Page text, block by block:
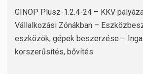
GINOP Plusz-1.2.4-24 – KKV
Vállalkozási Zónákban –
eszközök, gépek beszerzése –
korszerűsítés, bővítés